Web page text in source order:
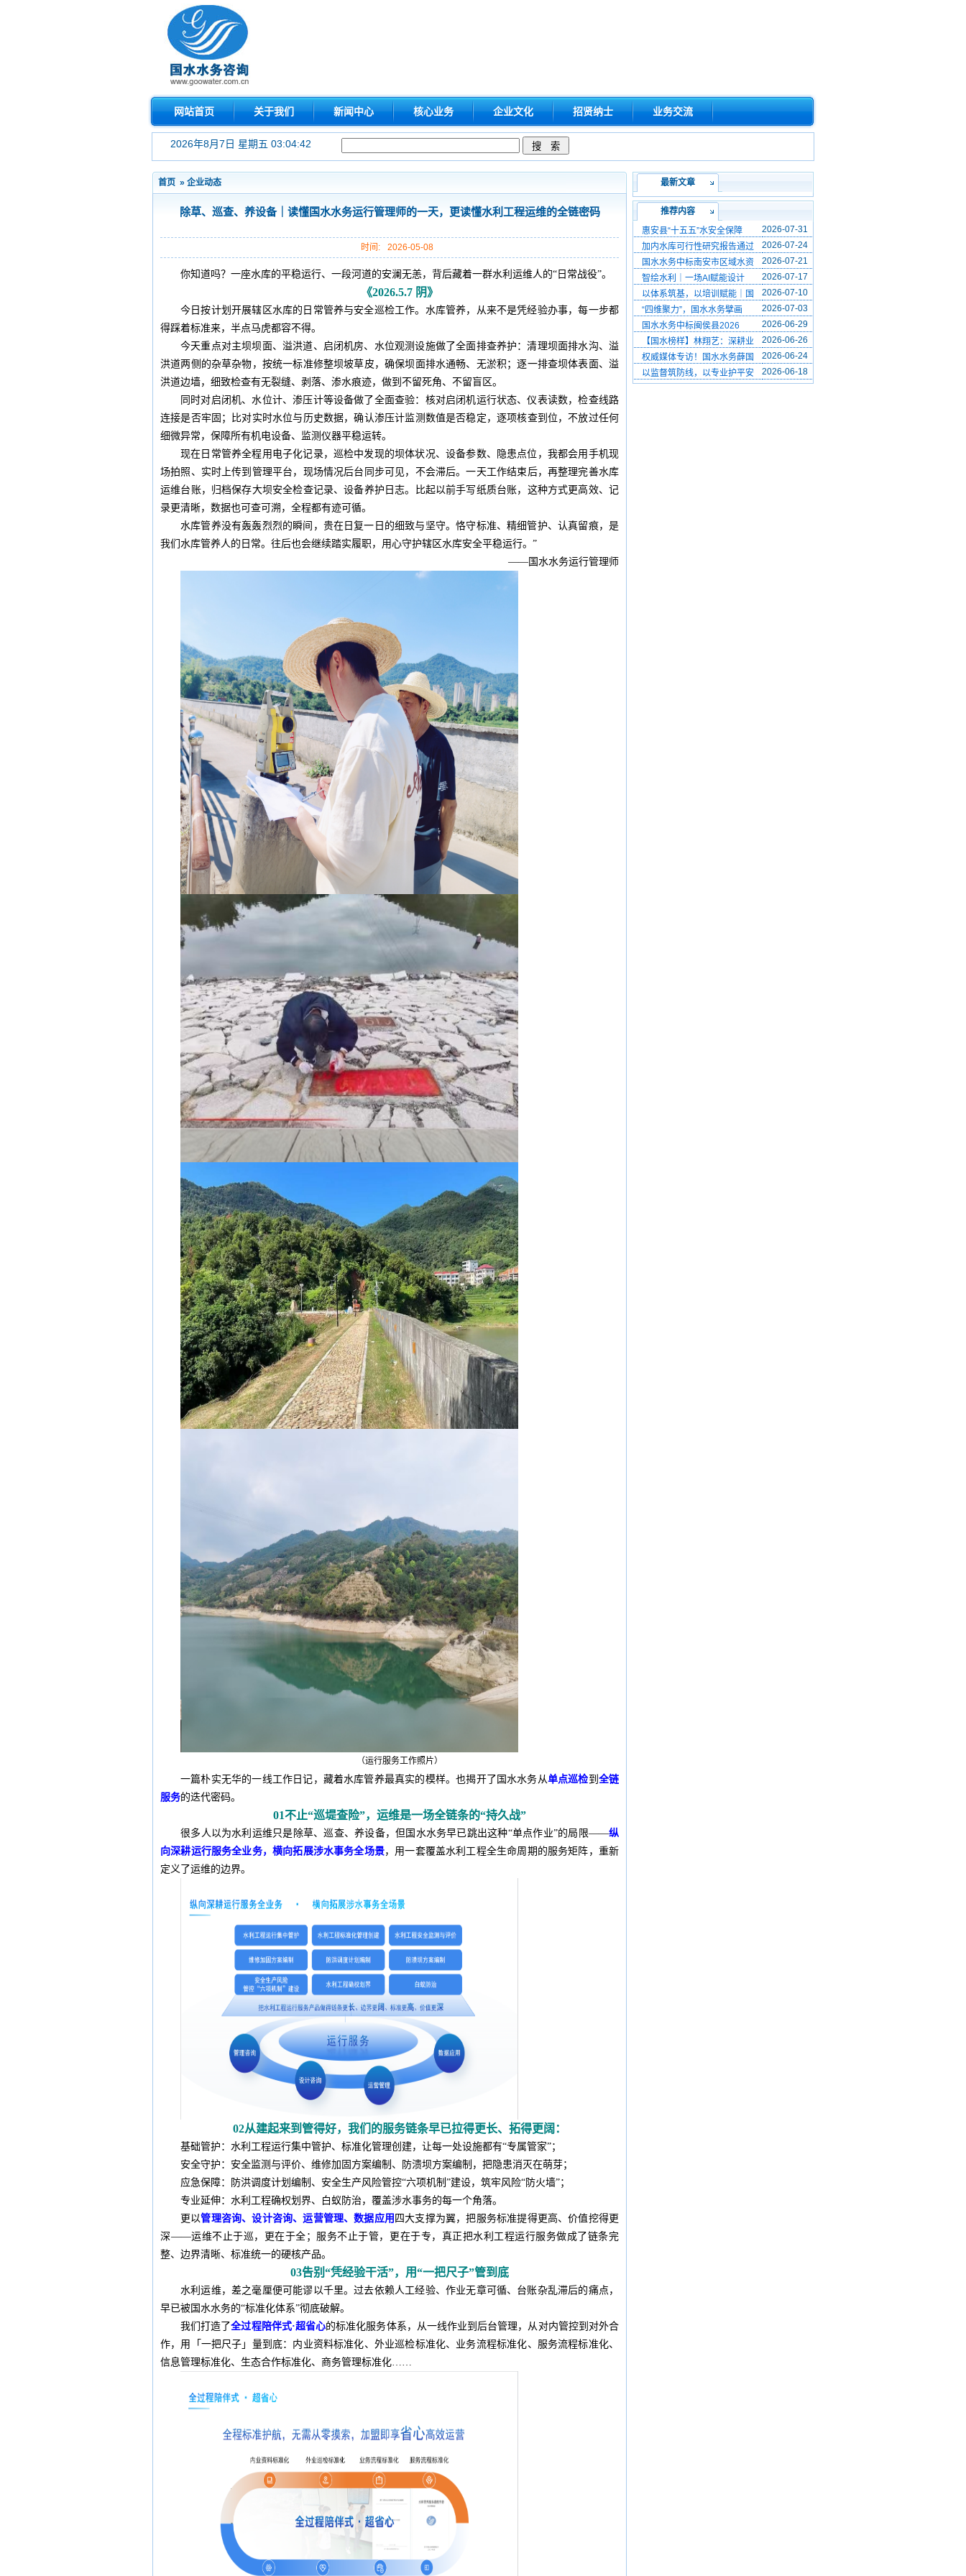
网站首页 关于我们 新闻中心 核心业务 企业文化 招贤纳士 业务交流
2026年8月7日 星期五 03:04:43
首页 » 企业动态
除草、巡查、养设备｜读懂国水水务运行管理师的一天，更读懂水利工程运维的全链密码
时间: 2026-05-08
你知道吗？一座水库的平稳运行、一段河道的安澜无恙，背后藏着一群水利运维人的“日常战役”。
《2026.5.7 阴》
今日按计划开展辖区水库的日常管养与安全巡检工作。水库管养，从来不是凭经验办事，每一步都
得踩着标准来，半点马虎都容不得。
今天重点对主坝坝面、溢洪道、启闭机房、水位观测设施做了全面排查养护：清理坝面排水沟、溢
洪道两侧的杂草杂物，按统一标准修整坝坡草皮，确保坝面排水通畅、无淤积；逐一排查坝体表面、溢
洪道边墙，细致检查有无裂缝、剥落、渗水痕迹，做到不留死角、不留盲区。
同时对启闭机、水位计、渗压计等设备做了全面查验：核对启闭机运行状态、仪表读数，检查线路
连接是否牢固；比对实时水位与历史数据，确认渗压计监测数值是否稳定，逐项核查到位，不放过任何
细微异常，保障所有机电设备、监测仪器平稳运转。
现在日常管养全程用电子化记录，巡检中发现的坝体状况、设备参数、隐患点位，我都会用手机现
场拍照、实时上传到管理平台，现场情况后台同步可见，不会滞后。一天工作结束后，再整理完善水库
运维台账，归档保存大坝安全检查记录、设备养护日志。比起以前手写纸质台账，这种方式更高效、记
录更清晰，数据也可查可溯，全程都有迹可循。
水库管养没有轰轰烈烈的瞬间，贵在日复一日的细致与坚守。恪守标准、精细管护、认真留痕，是
我们水库管养人的日常。往后也会继续踏实履职，用心守护辖区水库安全平稳运行。”
——国水水务运行管理师
（运行服务工作照片）
一篇朴实无华的一线工作日记，藏着水库管养最真实的模样。也揭开了国水水务从单点巡检到 全链
服务的迭代密码。
01不止“巡堤查险”，运维是一场全链条的“持久战”
很多人以为水利运维只是除草、巡查、养设备，但国水水务早已跳出这种“单点作业”的局限——纵
向深耕运行服务全业务，横向拓展涉水事务全场景，用一套覆盖水利工程全生命周期的服务矩阵，重新
定义了运维的边界。
02从建起来到管得好，我们的服务链条早已拉得更长、拓得更阔：
基础管护：水利工程运行集中管护、标准化管理创建，让每一处设施都有“专属管家”；
安全守护： 安全监测与评价、维修加固方案编制、防溃坝方案编制，把隐患消灭在萌芽；
应急保障：
防洪调度计划编制、安全生产风险管控“六项机制”建设，筑牢风险“防火墙”；
专业延伸：水利工程确权划界、白蚁防治，覆盖涉水事务的每一个角落。
更以管理咨询、设计咨询、运营管理、数据应用 四大支撑为翼，把服务标准提得更高、价值挖得更
深——运维不止于巡，更在于全；服务不止于管，更在于专，真正把水利工程运行服务做成了链条完
整、边界清晰、标准统一的硬核产品。
03告别“凭经验干活”，用“一把尺子”管到底
水利运维，差之毫厘便可能谬以千里。过去依赖人工经验、作业无章可循、台账杂乱滞后的痛点，
早已被国水水务的“标准化体系”彻底破解。
我们打造了全过程陪伴式·超省心的标准化服务体系，从一线作业到后台管理，从对内管控到对外合
作，用「一把尺子」量到底：内业资料标准化、外业巡检标准化、业务流程标准化、服务流程标准化、
信息管理标准化、生态合作标准化、商务管理标准化……
最新文章
推荐内容
惠安县“十五五”水安全保障
2026-07-31
加内水库可行性研究报告通过
2026-07-24
国水水务中标南安市区域水资
2026-07-21
智绘水利｜一场AI赋能设计
2026-07-17
以体系筑基，以培训赋能｜国
2026-07-10
“四维聚力”，国水水务擘画
2026-07-03
国水水务中标闽侯县2026
2026-06-29
【国水榜样】林翔艺：深耕业
2026-06-26
权威媒体专访！国水水务薛国
2026-06-24
以监督筑防线，以专业护平安
2026-06-18